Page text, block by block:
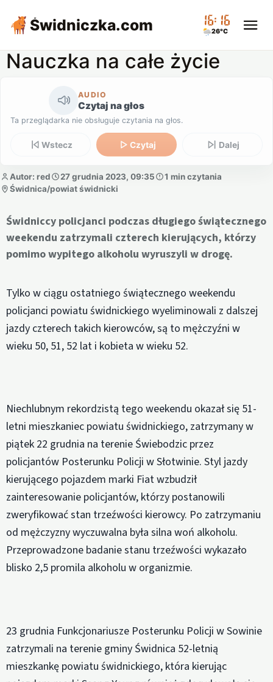
Świdniczka.com 16:16
26°C
Nauczka na całe życie
AUDIO
Czytaj na głos
Ta przeglądarka nie obsługuje czytania na głos.
Wstecz Czytaj Dalej
Autor: red 27 grudnia 2023, 09:35
1 min czytania
Świdnica/powiat świdnicki
Świdniccy policjanci podczas długiego świątecznego
weekendu zatrzymali czterech kierujących, którzy
pomimo wypitego alkoholu wyruszyli w drogę.
Tylko w ciągu ostatniego świątecznego weekendu
policjanci powiatu świdnickiego wyeliminowali z dalszej
jazdy czterech takich kierowców, są to mężczyźni w
wieku 50, 51, 52 lat i kobieta w wieku 52.
Niechlubnym rekordzistą tego weekendu okazał się 51-
letni mieszkaniec powiatu świdnickiego, zatrzymany w
piątek 22 grudnia na terenie Świebodzic przez
policjantów Posterunku Policji w Słotwinie. Styl jazdy
kierującego pojazdem marki Fiat wzbudził
zainteresowanie policjantów, którzy postanowili
zweryfikować stan trzeźwości kierowcy. Po zatrzymaniu
od mężczyzny wyczuwalna była silna woń alkoholu.
Przeprowadzone badanie stanu trzeźwości wykazało
blisko 2,5 promila alkoholu w organizmie.
23 grudnia Funkcjonariusze Posterunku Policji w Sowinie
zatrzymali na terenie gminy Świdnica 52-letnią
mieszkankę powiatu świdnickiego, która kierując